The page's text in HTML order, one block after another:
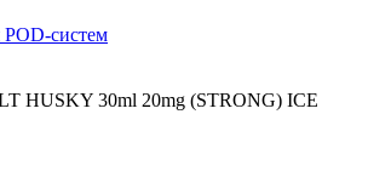
систем
HUSKY 30ml 20mg (STRONG) ICE